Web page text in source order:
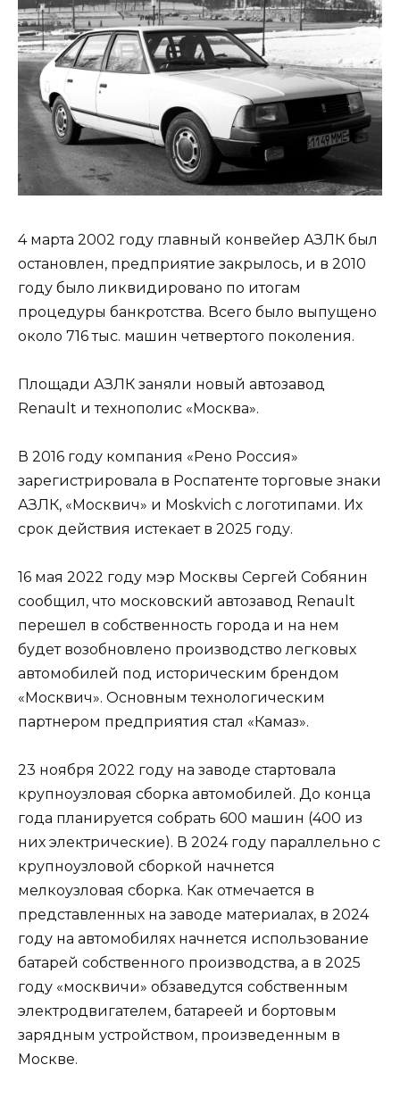
4 марта 2002 году главный конвейер АЗЛК был
остановлен, предприятие закрылось, и в 2010
году было ликвидировано по итогам
процедуры банкротства. Всего было выпущено
около 716 тыс. машин четвертого поколения.
Площади АЗЛК заняли новый автозавод
Renault и технополис «Москва».
В 2016 году компания «Рено Россия»
зарегистрировала в Роспатенте торговые знаки
АЗЛК, «Москвич» и Moskvich с логотипами. Их
срок действия истекает в 2025 году.
16 мая 2022 году мэр Москвы Сергей Собянин
сообщил, что московский автозавод Renault
перешел в собственность города и на нем
будет возобновлено производство легковых
автомобилей под историческим брендом
«Москвич». Основным технологическим
партнером предприятия стал «Камаз».
23 ноября 2022 году на заводе стартовала
крупноузловая сборка автомобилей. До конца
года планируется собрать 600 машин (400 из
них электрические). В 2024 году параллельно с
крупноузловой сборкой начнется
мелкоузловая сборка. Как отмечается в
представленных на заводе материалах, в 2024
году на автомобилях начнется использование
батарей собственного производства, а в 2025
году «москвичи» обзаведутся собственным
электродвигателем, батареей и бортовым
зарядным устройством, произведенным в
Москве.